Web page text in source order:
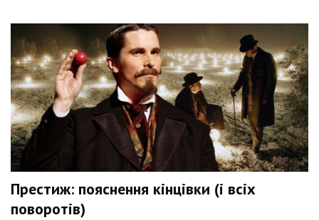
Престиж: пояснення кінцівки (і всіх
поворотів)